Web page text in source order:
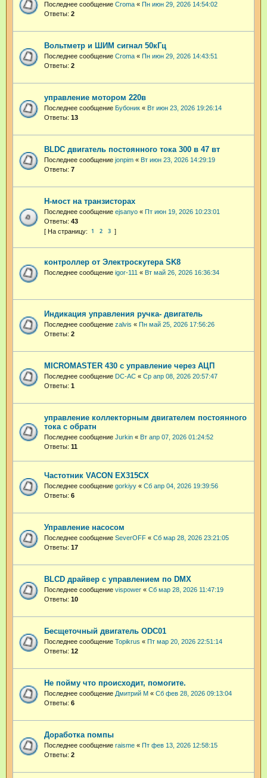
Последнее сообщение Croma « Пн июн 29, 2026 14:54:02
Ответы: 2
Вольтметр и ШИМ сигнал 50кГц
Последнее сообщение Croma « Пн июн 29, 2026 14:43:51
Ответы: 2
управление мотором 220в
Последнее сообщение Бубоник « Вт июн 23, 2026 19:26:14
Ответы: 13
BLDC двигатель постоянного тока 300 в 47 вт
Последнее сообщение jonpim « Вт июн 23, 2026 14:29:19
Ответы: 7
H-мост на транзисторах
Последнее сообщение ejsanyo « Пт июн 19, 2026 10:23:01
Ответы: 43
1 2 3
контроллер от Электроскутера SK8
Последнее сообщение igor-111 « Вт май 26, 2026 16:36:34
Индикация управления ручка- двигатель
Последнее сообщение zalvis « Пн май 25, 2026 17:56:26
Ответы: 2
MICROMASTER 430 с управление через АЦП
Последнее сообщение DC-AC « Ср апр 08, 2026 20:57:47
Ответы: 1
управление коллекторным двигателем постоянного
тока с обратн
Последнее сообщение Jurkin « Вт апр 07, 2026 01:24:52
Ответы: 11
Частотник VACON EX315CX
Последнее сообщение gorkiyy « Сб апр 04, 2026 19:39:56
Ответы: 6
Управление насосом
Последнее сообщение SeverOFF « Сб мар 28, 2026 23:21:05
Ответы: 17
BLCD драйвер с управлением по DMX
Последнее сообщение vispower « Сб мар 28, 2026 11:47:19
Ответы: 10
Бесщеточный двигатель ODC01
Последнее сообщение Topikrus « Пт мар 20, 2026 22:51:14
Ответы: 12
Не пойму что происходит, помогите.
Последнее сообщение Дмитрий М « Сб фев 28, 2026 09:13:04
Ответы: 6
Доработка помпы
Последнее сообщение raisme « Пт фев 13, 2026 12:58:15
Ответы: 2